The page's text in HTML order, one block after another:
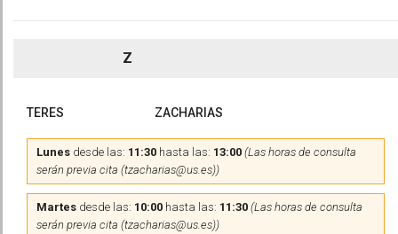
Z
TERES ZACHARIAS
Lunes desde las: 11:30 hasta las: 13:00 (Las horas de consulta
serán previa cita (tzacharias@us.es))
Martes desde las: 10:00 hasta las: 11:30 (Las horas de consulta
serán previa cita (tzacharias@us.es))